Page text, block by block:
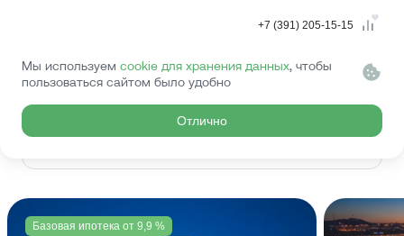
+7 (391) 205-15-15
Мы используем cookie для хранения данных, чтобы
пользоваться сайтом было удобно
Отлично
Выбрать проект
Главная Новостройки
Проекты на карте
Базовая ипотека от 9,9 %